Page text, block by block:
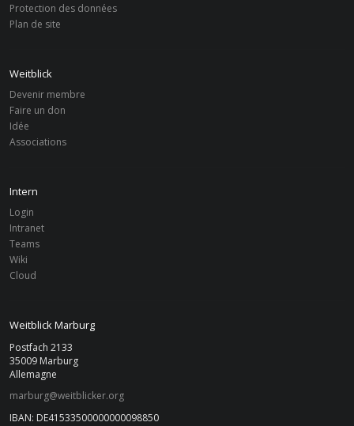
FAIRE UN DON
ACTUALITÉS
Engagier-Dich-Messe mit Weitblick
Infoabend SoSe 2022 in Präsenz!
Protection des données
Plan de site
Weitblick
Devenir membre
Faire un don
Idée
Associations
Intern
Login
Intranet
Teams
Wiki
Cloud
Weitblick Marburg
Postfach 2133
35009 Marburg
Allemagne
marburg@weitblicker.org
IBAN: DE41533500000000098850